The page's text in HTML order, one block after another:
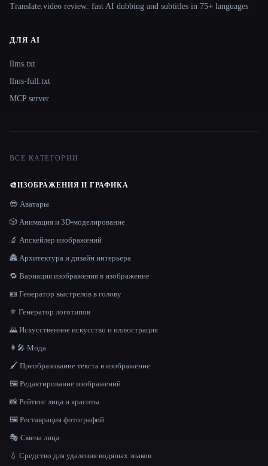
Translate.video review: fast AI dubbing and subtitles in 75+ languages
ДЛЯ AI
llms.txt
llms-full.txt
MCP server
ВСЕ КАТЕГОРИИ
🎨ИЗОБРАЖЕНИЯ И ГРАФИКА
😎 Аватары
🎲 Анимация и 3D-моделирование
🔬 Апскейлер изображений
🏯 Архитектура и дизайн интерьера
🔁 Вариация изображения в изображение
🪪 Генератор выстрелов в голову
⚜️ Генератор логотипов
🌄 Искусственное искусство и иллюстрация
👩‍🎤 Мода
🖌️ Преобразование текста в изображение
🖼️ Редактирование изображений
📸 Рейтинг лица и красоты
🖼️ Реставрация фотографий
🎭 Смена лица
💧 Средство для удаления водяных знаков